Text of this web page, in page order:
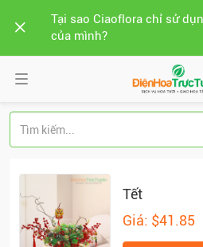
Tại sao Ciaoflora chỉ sử
của mình?
Tết
Giá: $41.85